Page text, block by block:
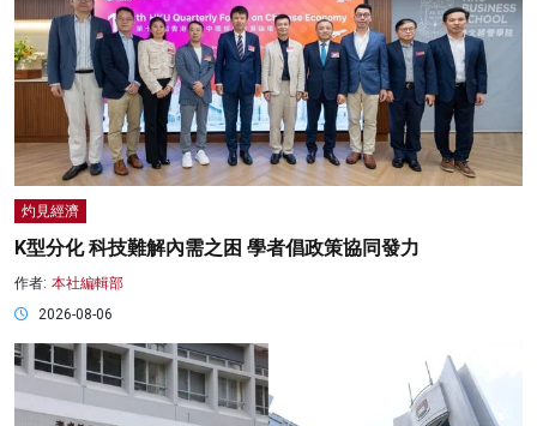
灼見經濟
K型分化 科技難解內需之困 學者倡政策協同發力
作者: 本社編輯部
2026-08-06